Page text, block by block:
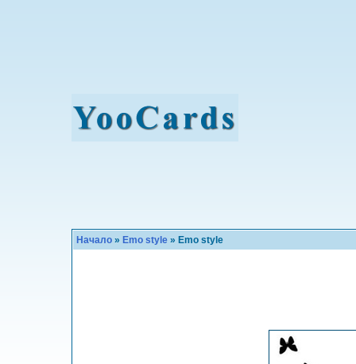
Начало » Emo style » Emo style